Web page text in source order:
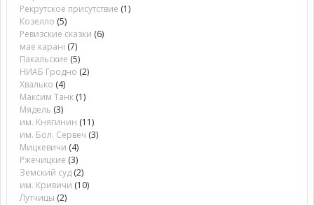
Рекрутское присутствие (1)
Козелло (5)
Ревизские сказки (6)
мае карані (7)
Пакальские (5)
НИАБ Гродно (2)
Хвалько (4)
Максим Танк (1)
Мядель (3)
им. Княгинин (11)
им. Бол. Сервеч (3)
Мицкевичи (4)
Ржечицкие (3)
Земский суд (2)
им. Кривичи (10)
Лутчицы (2)